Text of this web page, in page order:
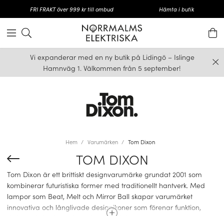
FRI FRAKT över 999 kr till ombud Hämta i butik
Vi expanderar med en ny butik på Lidingö – Islinge
Hamnväg 1. Välkommen från 5 september!
Hem Varumärken Tom Dixon
TOM DIXON
Tom Dixon är ett brittiskt designvarumärke grundat 2001 som
kombinerar futuristiska former med traditionellt hantverk. Med
lampor som Beat, Melt och Mirror Ball skapar varumärket
innovativa och långlivade designikoner som förenar funktion,